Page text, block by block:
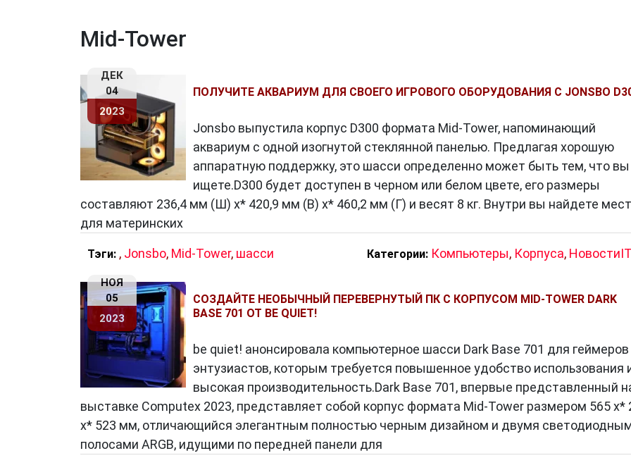
Mid-Tower
ДЕК
04
2023
ПОЛУЧИТЕ АКВАРИУМ ДЛЯ СВОЕГО ИГРОВОГО ОБОРУДОВАНИЯ С JONSBO
Jonsbo выпустила корпус D300 формата Mid-Tower, напоминающий
аквариум с одной изогнутой стеклянной панелью. Предлагая хорошую
аппаратную поддержку, это шасси определенно может быть тем, что вы
ищете.D300 будет доступен в черном или белом цвете, его размеры
составляют 236,4 мм (Ш) x* 420,9 мм (В) x* 460,2 мм (Г) и весят 8 кг. Внутри вы найдете
для материнских
Тэги: , Jonsbo, Mid-Tower, шасси Категории: Компьютеры, Корпуса,
НОЯ
05
2023
СОЗДАЙТЕ НЕОБЫЧНЫЙ ПЕРЕВЕРНУТЫЙ ПК С КОРПУСОМ MID-TOWER DARK
BASE 701 ОТ BE QUIET!
be quiet! анонсировала компьютерное шасси Dark Base 701 для геймеров
энтузиастов, которым требуется повышенное удобство использования
высокая производительность.Dark Base 701, впервые представленный
выставке Computex 2023, представляет собой корпус формата Mid-Tower размером 565 x*
x* 523 мм, отличающийся элегантным полностью черным дизайном и двумя
полосами ARGB, идущими по передней панели для